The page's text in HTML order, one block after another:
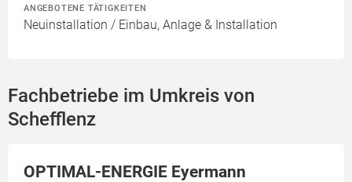
ANGEBOTENE TÄTIGKEITEN
Neuinstallation / Einbau, Anlage & Installation
Fachbetriebe im Umkreis von
Schefflenz
OPTIMAL-ENERGIE Eyermann